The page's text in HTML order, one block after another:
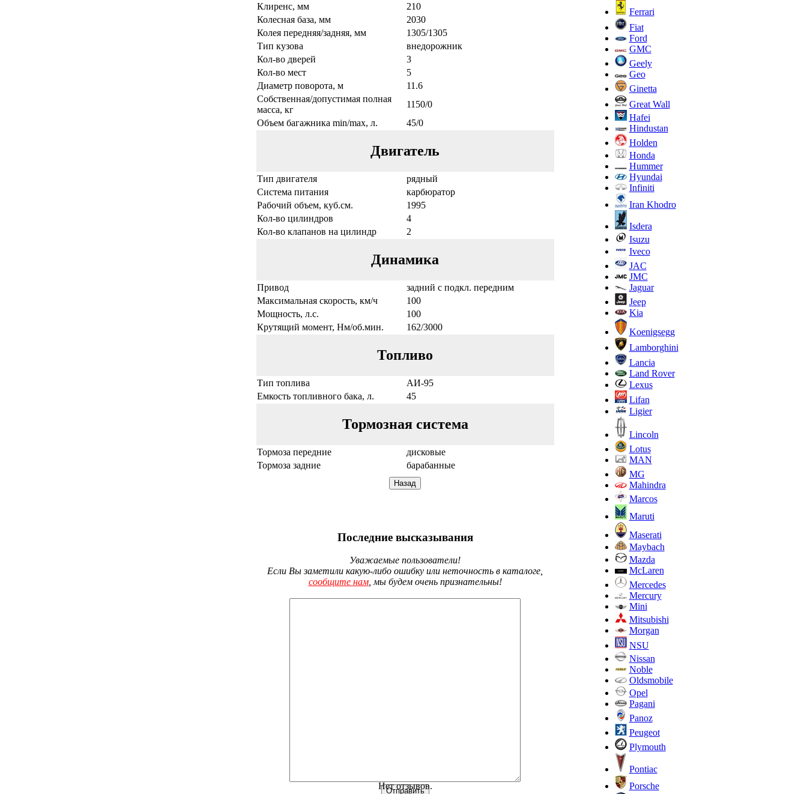
Клиренс, мм
210
Колесная база, мм
2030
Колея передняя/задняя, мм
1305/1305
Тип кузова
внедорожник
Кол-во дверей
3
Кол-во мест
5
Диаметр поворота, м
11.6
Собственная/допустимая полная
масса, кг
1150/0
Объем багажника min/max, л.
45/0
Двигатель
Тип двигателя
рядный
Система питания
карбюратор
Рабочий объем, куб.см.
1995
Кол-во цилиндров
4
Кол-во клапанов на цилиндр
2
Динамика
Привод
задний с подкл. передним
Максимальная скорость, км/ч
100
Мощность, л.с.
100
Крутящий момент, Нм/об.мин.
162/3000
Топливо
Тип топлива
АИ-95
Емкость топливного бака, л.
45
Тормозная система
Тормоза передние
дисковые
Тормоза задние
барабанные
Последние высказывания
Уважаемые пользователи!
Если Вы заметили какую-либо ошибку или неточность в каталоге,
сообщите нам, мы будем очень признательны!
Нет отзывов.
Ferrari
Fiat
Ford
GMC
Geely
Geo
Ginetta
Great Wall
Hafei
Hindustan
Holden
Honda
Hummer
Hyundai
Infiniti
Iran Khodro
Isdera
Isuzu
Iveco
JAC
JMC
Jaguar
Jeep
Kia
Koenigsegg
Lamborghini
Lancia
Land Rover
Lexus
Lifan
Ligier
Lincoln
Lotus
MAN
MG
Mahindra
Marcos
Maruti
Maserati
Maybach
Mazda
McLaren
Mercedes
Mercury
Mini
Mitsubishi
Morgan
NSU
Nissan
Noble
Oldsmobile
Opel
Pagani
Panoz
Peugeot
Plymouth
Pontiac
Porsche